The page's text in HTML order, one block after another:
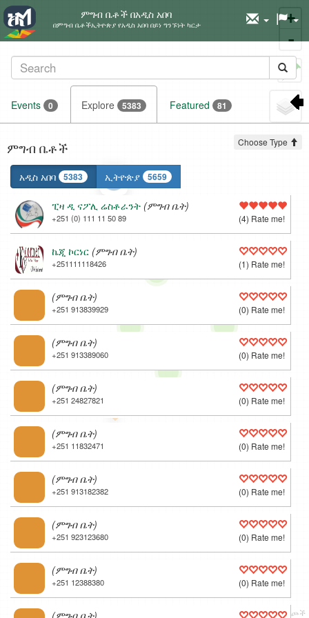
ምግብ ቤቶች በአዲስ አበባ
በምግብ ቤቶችኢትዮጵያ የአዲስ አበባ በይነ ግንኙነት ካርታ
Events 0 Explore 5383 Featured 81
ምግብ ቤቶች Choose Type
አዲስ አበባ 5383 ኢትዮጵያ 5659
ፒዛ ዲ ናፖሊ ሬስቶራንት (ምግብ ቤት)
(4) Rate me!
+251 (0) 111 11 50 89
ኬጂ ኮርነር (ምግብ ቤት)
(1) Rate me!
+251111118426
(ምግብ ቤት)
(0) Rate me!
+251 913839929
(ምግብ ቤት)
(0) Rate me!
+251 913389060
(ምግብ ቤት)
(0) Rate me!
+251 24827821
(ምግብ ቤት)
(0) Rate me!
+251 11832471
(ምግብ ቤት)
(0) Rate me!
+251 913182382
(ምግብ ቤት)
(0) Rate me!
+251 923123680
(ምግብ ቤት)
(0) Rate me!
+251 12388380
(ምግብ ቤት)
+
-
marker
v1.9 | © 2008-2022 ነፃና ፈጣን የዓለም ካርታአዋጮች